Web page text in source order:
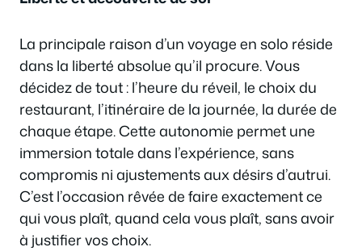
La principale raison d’un voyage en solo réside
dans la liberté absolue qu’il procure. Vous
décidez de tout : l’heure du réveil, le choix du
restaurant, l’itinéraire de la journée, la durée de
chaque étape. Cette autonomie permet une
immersion totale dans l’expérience, sans
compromis ni ajustements aux désirs d’autrui.
C’est l’occasion rêvée de faire exactement ce
qui vous plaît, quand cela vous plaît, sans avoir
à justifier vos choix.